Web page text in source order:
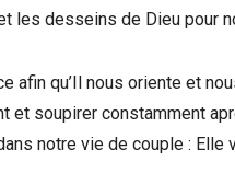
les desseins de Dieu pour
afin qu’Il nous oriente et
soupirer constamment
notre vie de couple :